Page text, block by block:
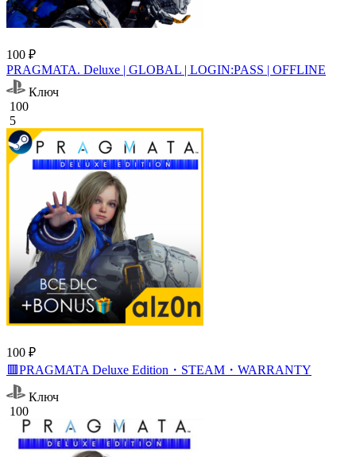
100 ₽
PRAGMATA. Deluxe | GLOBAL | LOGIN:PASS | OFFLINE
Ключ
100
5
100 ₽
🟥PRAGMATA Deluxe Edition・STEAM・WARRANTY
Ключ
100